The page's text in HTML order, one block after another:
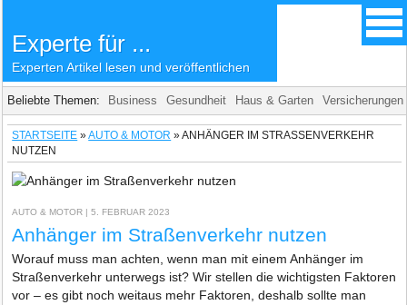
Experte für ...
Experten Artikel lesen und veröffentlichen
Beliebte Themen: Business Gesundheit Haus & Garten Versicherungen
STARTSEITE »AUTO & MOTOR »ANHÄNGER IM STRASSENVERKEHR N
UTZEN
AUTO & MOTOR | 5. FEBRUAR 2023
Anhänger im Straßenverkehr nutzen
Worauf muss man achten, wenn man mit einem Anhänger im
Straßenverkehr unterwegs ist? Wir stellen die wichtigsten Faktoren
vor – es gibt noch weitaus mehr Faktoren, deshalb sollte man